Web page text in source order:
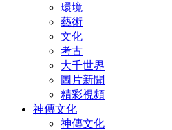
環境
藝術
文化
考古
大千世界
圖片新聞
精彩視頻
神傳文化
神傳文化